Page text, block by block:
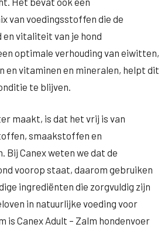
van voedingsstoffen die de
en vitaliteit van je hond
optimale verhouding van eiwitten,
en vitaminen en mineralen, helpt dit
te blijven.
maakt, is dat het vrij is van
smaakstoffen en
Bij Canex weten we dat de
voorop staat, daarom gebruiken
ingrediënten die zorgvuldig zijn
in natuurlijke voeding voor
is Canex Adult – Zalm hondenvoer